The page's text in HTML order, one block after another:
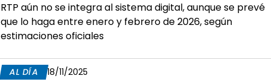
RTP aún no se integra al sistema digital, aunque se prevé
que lo haga entre enero y febrero de 2026, según
estimaciones oficiales
AL DÍA 18/11/2025